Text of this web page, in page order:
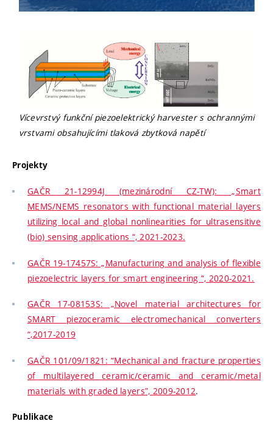
Vícevrstvý funkční piezoelektrický harvester s ochrannými
vrstvami obsahujícími tlaková zbytková napětí
Projekty
GAČR 21-12994J (mezinárodní CZ-TW): „Smart
MEMS/NEMS resonators with functional material layers
utilizing local and global nonlinearities for ultrasensitive
(bio) sensing applications “, 2021-2023.
GAČR 19-17457S: „Manufacturing and analysis of flexible
piezoelectric layers for smart engineering “, 2020-2021.
GAČR 17-08153S: „Novel material architectures for
SMART piezoceramic electromechanical converters
“,2017-2019
GAČR 101/09/1821: “Mechanical and fracture properties
of multilayered ceramic/ceramic and ceramic/metal
materials with graded layers”, 2009-2012.
Publikace